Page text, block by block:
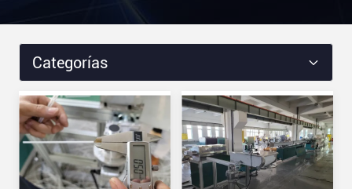
Categorías